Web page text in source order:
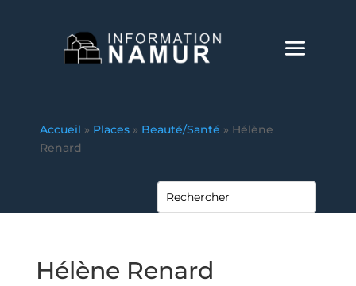
Accueil » Places » Beauté/Santé » Hélène
Renard
Hélène Renard